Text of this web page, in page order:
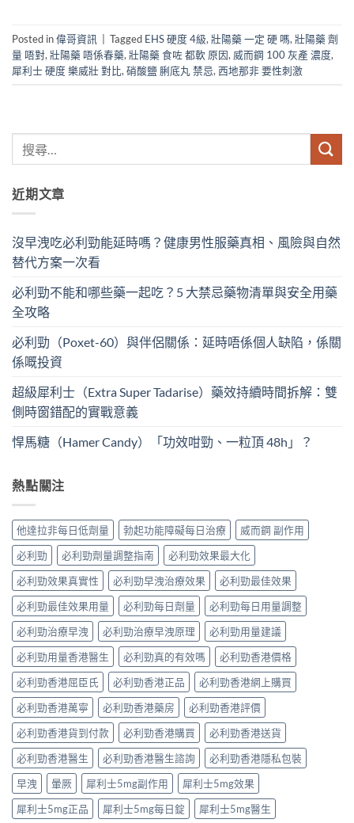
Posted in偉哥資訊 Tagged EHS 硬度 4級, 壯陽藥 一定 硬 嗎, 壯陽藥 劑
量 唔對, 壯陽藥 唔係春藥, 壯陽藥 食咗 都軟 原因, 威而鋼 100 灰產 濃度,
犀利士 硬度 樂威壯 對比, 硝酸鹽 脷底丸 禁忌, 西地那非 要性刺激
近期文章
沒早洩吃必利勁能延時嗎？健康男性服藥真相、風險與自然
替代方案一次看
必利勁不能和哪些藥一起吃？5 大禁忌藥物清單與安全用藥
全攻略
必利勁（Poxet-60）與伴侶關係：延時唔係個人缺陷，係關
係嘅投資
超級犀利士（Extra Super Tadarise）藥效持續時間拆解：雙
側時窗錯配的實戰意義
悍馬糖（Hamer Candy）「功效咁勁、一粒頂 48h」？
熱點關注
他達拉非每日低劑量 勃起功能障礙每日治療
威而鋼 副作用
必利勁
必利勁劑量調整指南
必利勁效果最大化
必利勁效果真實性
必利勁早洩治療效果
必利勁最佳效果
必利勁最佳效果用量
必利勁每日劑量
必利勁每日用量調整
必利勁治療早洩
必利勁治療早洩原理
必利勁用量建議
必利勁用量香港醫生
必利勁真的有效嗎
必利勁香港價格
必利勁香港屈臣氏
必利勁香港正品
必利勁香港網上購買
必利勁香港萬寧
必利勁香港藥房
必利勁香港評價
必利勁香港貨到付款
必利勁香港購買
必利勁香港送貨
必利勁香港醫生
必利勁香港醫生諮詢
必利勁香港隱私包裝
早洩
暈厥 犀利士5mg副作用
犀利士5mg效果
犀利士5mg正品
犀利士5mg每日錠 犀利士5mg醫生